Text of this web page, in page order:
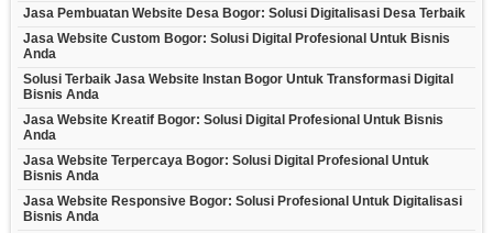
Jasa Pembuatan Website Desa Bogor: Solusi Digitalisasi Desa Terbaik
Jasa Website Custom Bogor: Solusi Digital Profesional Untuk Bisnis
Anda
Solusi Terbaik Jasa Website Instan Bogor Untuk Transformasi Digital
Bisnis Anda
Jasa Website Kreatif Bogor: Solusi Digital Profesional Untuk Bisnis
Anda
Jasa Website Terpercaya Bogor: Solusi Digital Profesional Untuk
Bisnis Anda
Jasa Website Responsive Bogor: Solusi Profesional Untuk Digitalisasi
Bisnis Anda